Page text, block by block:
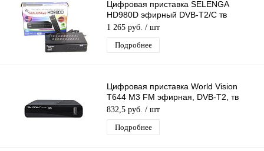
Цифровая приставка SELENGA
HD980D эфирный DVB-T2/C тв
ресивер, тюнер бесплатного IPTV,
медиаплеер
1 265 руб. / шт
Подробнее
Цифровая приставка World Vision
T644 M3 FM эфирная, DVB-T2, тв
бесплатно, тюнер, ресивер, приемник
832,5 руб. / шт
Подробнее